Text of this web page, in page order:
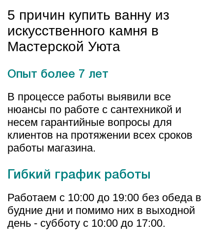
5 причин купить ванну из
искусственного камня в
Мастерской Уюта
Опыт более 7 лет
В процессе работы выявили все
нюансы по работе с сантехникой и
несем гарантийные вопросы для
клиентов на протяжении всех сроков
работы магазина.
Гибкий график работы
Работаем с 10:00 до 19:00 без обеда в
будние дни и помимо них в выходной
день - субботу с 10:00 до 17:00.